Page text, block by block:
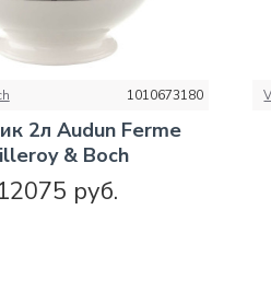
1010673180
2л Audun Ferme
& Boch
12075 руб.